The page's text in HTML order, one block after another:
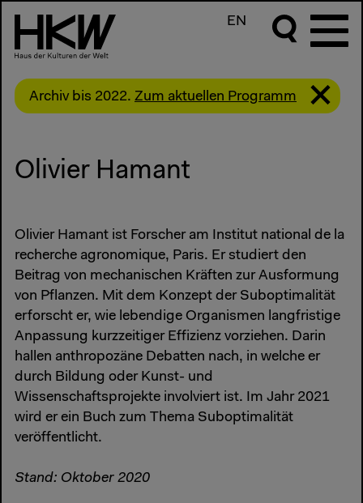
EN
Archiv bis 2022. Zum aktuellen Programm
Olivier Hamant
Olivier Hamant ist Forscher am Institut national de la
recherche agronomique, Paris. Er studiert den
Beitrag von mechanischen Kräften zur Ausformung
von Pflanzen. Mit dem Konzept der Suboptimalität
erforscht er, wie lebendige Organismen langfristige
Anpassung kurzzeitiger Effizienz vorziehen. Darin
hallen anthropozäne Debatten nach, in welche er
durch Bildung oder Kunst- und
Wissenschaftsprojekte involviert ist. Im Jahr 2021
wird er ein Buch zum Thema Suboptimalität
veröffentlicht.
Stand: Oktober 2020